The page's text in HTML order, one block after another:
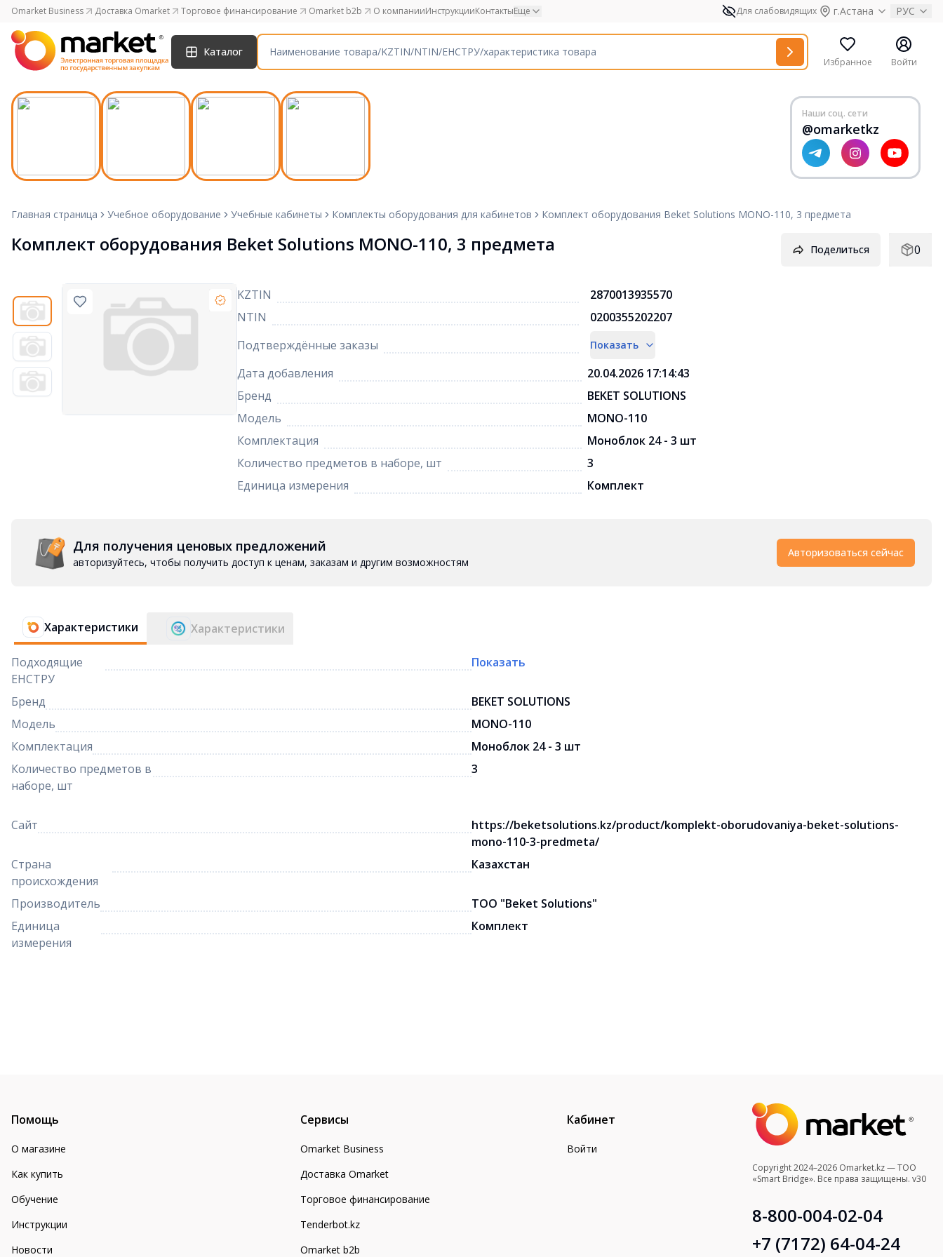
Omarket Business Доставка Omarket Торговое финансирование Omarket b2b О компанииИнструкцииКонтактыЕще Для слабовидящих г.Астана РУС
Каталог
Избранное Войти
Наши соц. сети
@omarketkz
Главная страница Учебное оборудование Учебные кабинеты Комплекты оборудования для кабинетов Комплект оборудования Beket Solutions MONO-110, 3 предмета
Комплект оборудования Beket Solutions MONO-110, 3 предмета Поделиться 0
KZTIN
2870013935570
NTIN
0200355202207
Подтверждённые заказы
Показать
Дата добавления
20.04.2026 17:14:43
Бренд
BEKET SOLUTIONS
Модель
MONO-110
Комплектация
Моноблок 24 - 3 шт
Количество предметов в наборе, шт
3
Единица измерения
Комплект
Для получения ценовых предложений
авторизуйтесь, чтобы получить доступ к ценам, заказам и другим возможностям
Авторизоваться сейчас
Характеристики Характеристики
Подходящие
ЕНСТРУ
Показать
Бренд
BEKET SOLUTIONS
Модель
MONO-110
Комплектация
Моноблок 24 - 3 шт
Количество предметов в
наборе, шт
3
Сайт
https://beketsolutions.kz/product/komplekt-oborudovaniya-beket-solutions-
mono-110-3-predmeta/
Страна
происхождения
Казахстан
Производитель
ТОО "Beket Solutions"
Единица
измерения
Комплект
Помощь
О магазине
Как купить
Обучение
Инструкции
Новости
Сервисы
Omarket Business
Доставка Omarket
Торговое финансирование
Tenderbot.kz
Omarket b2b
Кабинет
Войти
Copyright 2024–2026 Omarket.kz — ТОО
«Smart Bridge». Все права защищены. v30
8-800-004-02-04
+7 (7172) 64-04-24